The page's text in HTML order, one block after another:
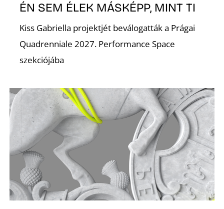
ÉN SEM ÉLEK MÁSKÉPP, MINT TI
Kiss Gabriella projektjét beválogatták a Prágai
Quadrenniale 2027. Performance Space
szekciójába